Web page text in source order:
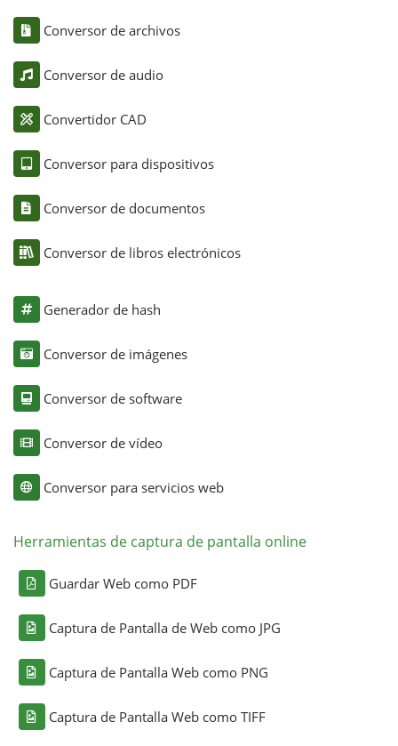
Conversor de archivos
Conversor de audio
Convertidor CAD
Conversor para dispositivos
Conversor de documentos
Conversor de libros electrónicos
Generador de hash
Conversor de imágenes
Conversor de software
Conversor de vídeo
Conversor para servicios web
Herramientas de captura de pantalla online
Guardar Web como PDF
Captura de Pantalla de Web como JPG
Captura de Pantalla Web como PNG
Captura de Pantalla Web como TIFF